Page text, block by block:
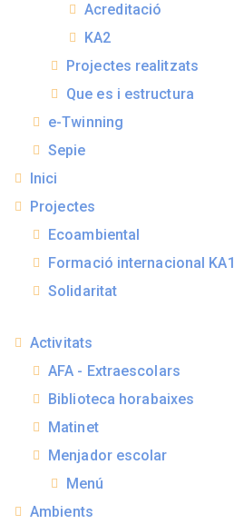
Acreditació
KA2
Projectes realitzats
Que es i estructura
e-Twinning
Sepie
Inici
Projectes
Ecoambiental
Formació internacional KA1
Solidaritat
Activitats
AFA - Extraescolars
Biblioteca horabaixes
Matinet
Menjador escolar
Menú
Ambients